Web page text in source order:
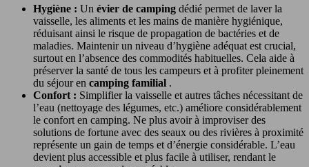
Hygiène : Un évier de camping dédié permet de laver la
vaisselle, les aliments et les mains de manière hygiénique,
réduisant ainsi le risque de propagation de bactéries et de
maladies. Maintenir un niveau d’hygiène adéquat est crucial,
surtout en l’absence des commodités habituelles. Cela aide à
préserver la santé de tous les campeurs et à profiter pleinement
du séjour en camping familial .
Confort : Simplifier la vaisselle et autres tâches nécessitant de
l’eau (nettoyage des légumes, etc.) améliore considérablement
le confort en camping. Ne plus avoir à improviser des
solutions de fortune avec des seaux ou des rivières à proximité
représente un gain de temps et d’énergie considérable. L’eau
devient plus accessible et plus facile à utiliser, rendant le